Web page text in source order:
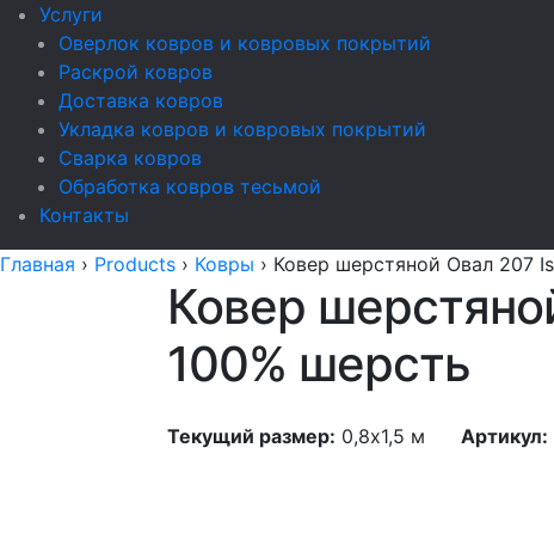
Услуги
Оверлок ковров и ковровых покрытий
Раскрой ковров
Доставка ковров
Укладка ковров и ковровых покрытий
Сварка ковров
Обработка ковров тесьмой
Контакты
Главная › Products › Ковры › Ковер шерстяной Овал 207
Ковер
100% шерсть
Текущий размер: 0,8x1,5 м Артикул: